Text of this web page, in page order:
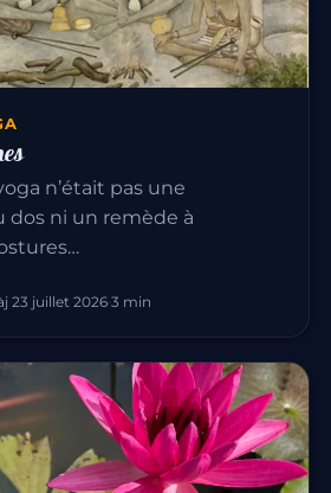
n’était pas une
ni un remède à
23 juillet 2026·3 min